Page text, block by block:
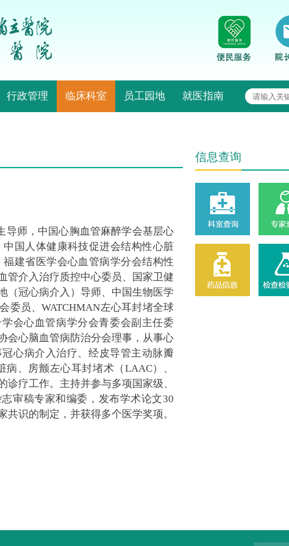
行政管理 临床科室 员工园地 就医指南
导师，中国心胸血管麻醉学会基层心
国人体健康科技促进会结构性心脏
建省医学会心血管病学分会结构性
管介入治疗质控中心委员、国家卫健
（冠心病介入）导师、中国生物医学
委员、WATCHMAN左心耳封堵全球
会心血管病学分会青委会副主任委
会心脑血管病防治分会理事， 从事心
心病介入治疗、经皮导管主动脉瓣
、房颤左心耳封堵术（LAAC）、
诊疗工作。主持并参与多项国家级、
审稿专家和编委，发布学术论文30
识的制定，并获得多个医学奖项。
信息查询